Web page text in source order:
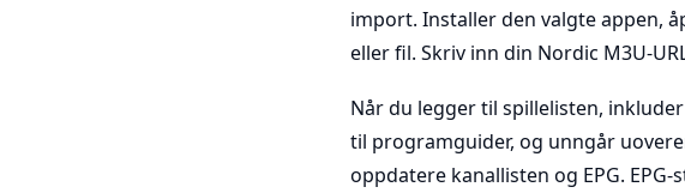
import. Installer den valgte appen,
eller fil. Skriv inn din Nordic M3U-
Når du legger til spillelisten,
til programguider, og unngår
oppdatere kanallisten og EPG.